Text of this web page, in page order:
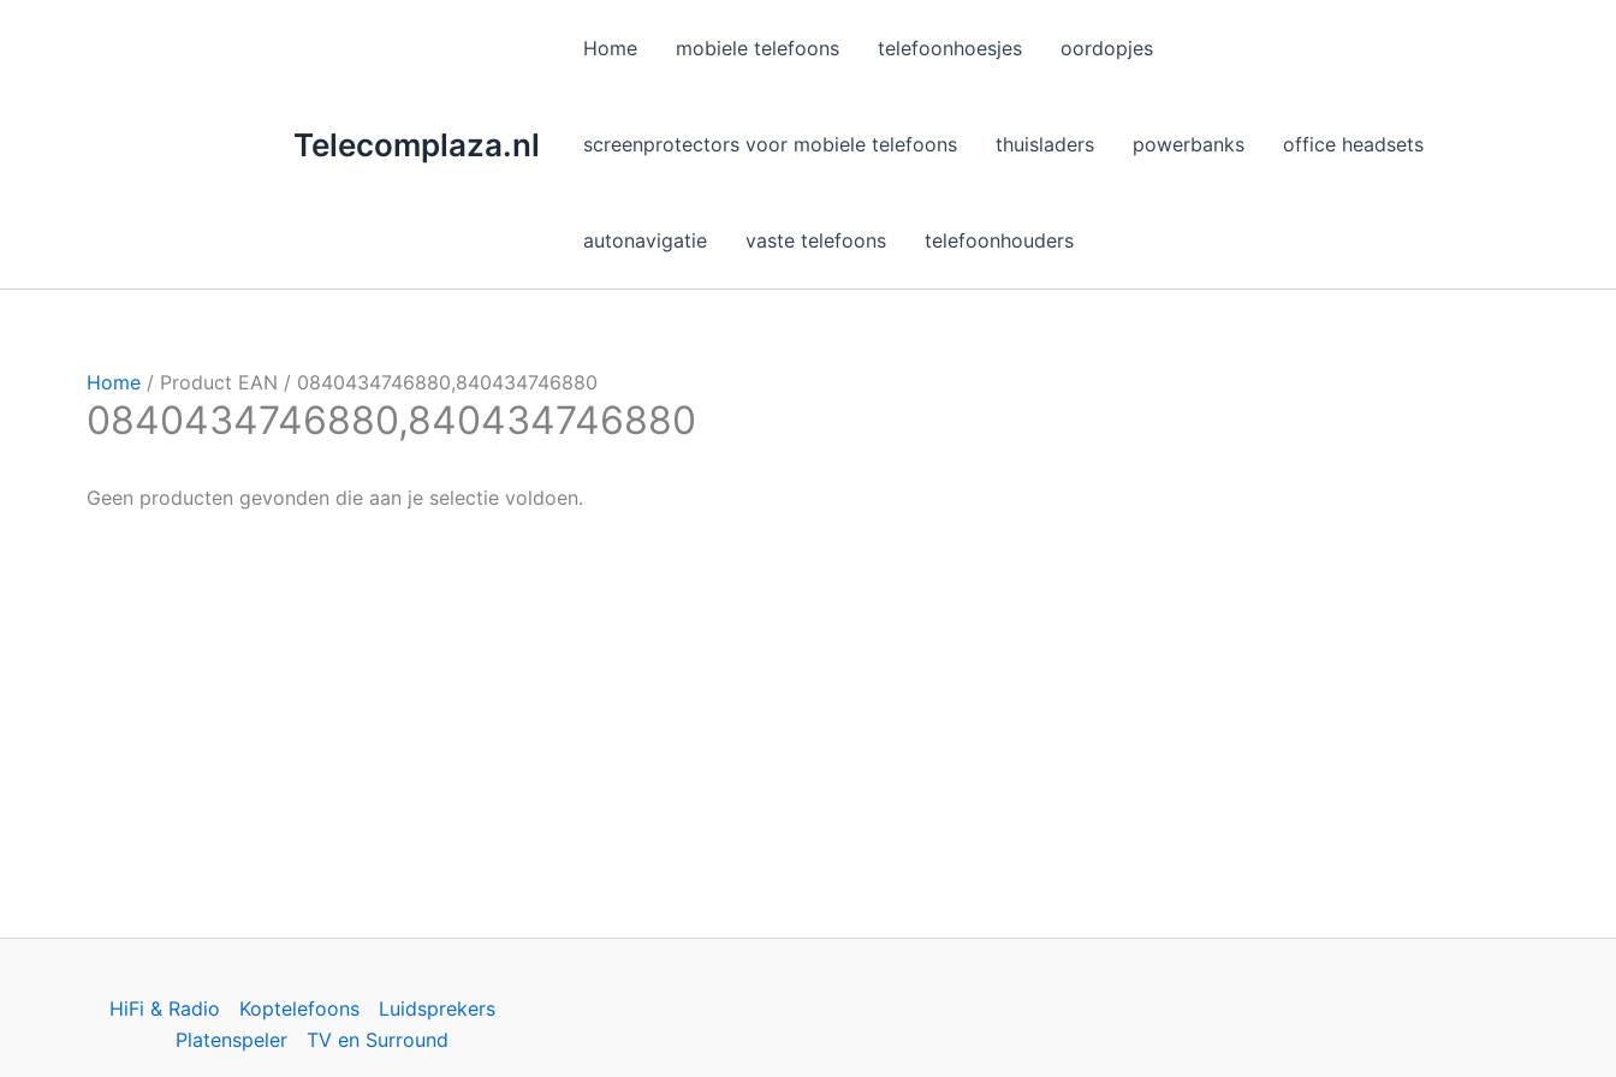
Telecomplaza.nl
Home mobiele telefoons telefoonhoesjes oordopjes
screenprotectors voor mobiele telefoons thuisladers powerbanks office headsets
autonavigatie vaste telefoons telefoonhouders
Home / Product EAN / 0840434746880,840434746880
0840434746880,840434746880
Geen producten gevonden die aan je selectie voldoen.
HiFi & Radio Koptelefoons
Luidsprekers
Platenspeler
TV en Surround